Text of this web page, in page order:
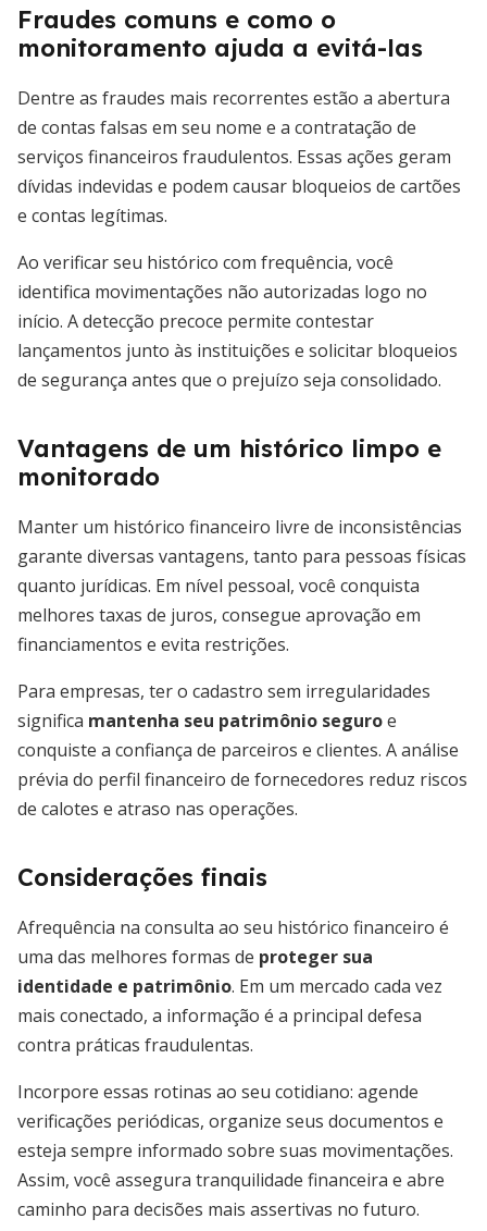
Fraudes comuns e como o
monitoramento ajuda a evitá-las
Dentre as fraudes mais recorrentes estão a abertura
de contas falsas em seu nome e a contratação de
serviços financeiros fraudulentos. Essas ações geram
dívidas indevidas e podem causar bloqueios de cartões
e contas legítimas.
Ao verificar seu histórico com frequência, você
identifica movimentações não autorizadas logo no
início. A detecção precoce permite contestar
lançamentos junto às instituições e solicitar bloqueios
de segurança antes que o prejuízo seja consolidado.
Vantagens de um histórico limpo e
monitorado
Manter um histórico financeiro livre de inconsistências
garante diversas vantagens, tanto para pessoas físicas
quanto jurídicas. Em nível pessoal, você conquista
melhores taxas de juros, consegue aprovação em
financiamentos e evita restrições.
Para empresas, ter o cadastro sem irregularidades
significa mantenha seu patrimônio seguroe
conquiste a confiança de parceiros e clientes. A análise
prévia do perfil financeiro de fornecedores reduz riscos
de calotes e atraso nas operações.
Considerações finais
Afrequência na consulta ao seu histórico financeiro é
uma das melhores formas de proteger sua
identidade e patrimônio. Em um mercado cada vez
mais conectado, a informação é a principal defesa
contra práticas fraudulentas.
Incorpore essas rotinas ao seu cotidiano: agende
verificações periódicas, organize seus documentos e
esteja sempre informado sobre suas movimentações.
Assim, você assegura tranquilidade financeira e abre
caminho para decisões mais assertivas no futuro.